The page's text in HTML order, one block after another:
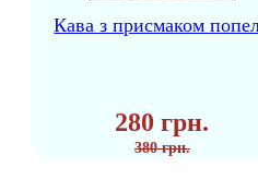
Кава з присмаком
280 грн.
380 грн.